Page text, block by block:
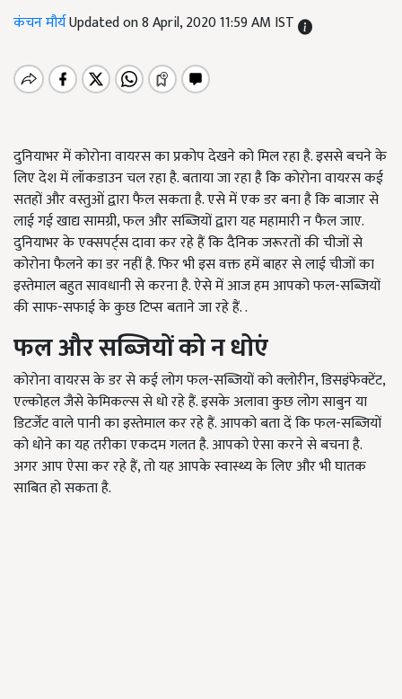
कंचन मौर्यUpdated on 8 April, 2020 11:59 AM IST
दुनियाभर में कोरोना वायरस का प्रकोप देखने को मिल रहा है. इससे बचने के
लिए देश में लॉकडाउन चल रहा है. बताया जा रहा है कि कोरोना वायरस कई
सतहों और वस्तुओं द्वारा फैल सकता है. एसे में एक डर बना है कि बाजार से
लाई गई खाद्य सामग्री, फल और सब्जियों द्वारा यह महामारी न फैल जाए.
दुनियाभर के एक्सपर्ट्स दावा कर रहे हैं कि दैनिक जरूरतों की चीजों से
कोरोना फैलने का डर नहीं है. फिर भी इस वक्त हमें बाहर से लाई चीजों का
इस्तेमाल बहुत सावधानी से करना है. ऐसे में आज हम आपको फल-सब्जियों
की साफ-सफाई के कुछ टिप्स बताने जा रहे हैं. .
फल और सब्जियों को न धोएं
कोरोना वायरस के डर से कई लोग फल-सब्जियों को क्लोरीन, डिसइंफेक्टेंट,
एल्कोहल जैसे केमिकल्स से धो रहे हैं. इसके अलावा कुछ लोग साबुन या
डिटर्जेंट वाले पानी का इस्तेमाल कर रहे हैं. आपको बता दें कि फल-सब्जियों
को धोने का यह तरीका एकदम गलत है. आपको ऐसा करने से बचना है.
अगर आप ऐसा कर रहे हैं, तो यह आपके स्वास्थ्य के लिए और भी घातक
साबित हो सकता है.